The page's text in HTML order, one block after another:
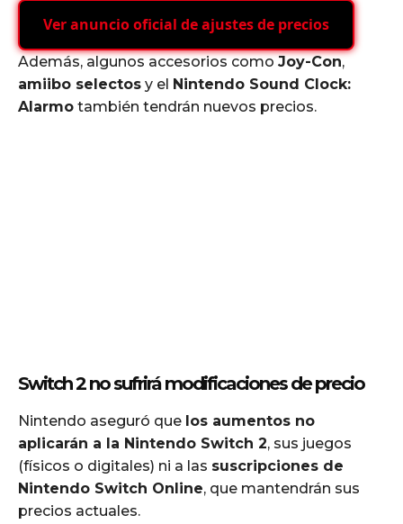
Ver anuncio oficial de ajustes de precios
Además, algunos accesorios como Joy-Con,
amiibo selectos y el Nintendo Sound Clock:
Alarmo también tendrán nuevos precios.
Switch 2 no sufrirá modificaciones de precio
Nintendo aseguró que los aumentos no
aplicarán a la Nintendo Switch 2, sus juegos
(físicos o digitales) ni a las suscripciones de
Nintendo Switch Online, que mantendrán sus
precios actuales.